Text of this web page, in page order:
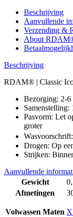
Beschrijving
Aanvullende
Verzending &
About
Beschrijving
RDAM® | Classic
Bezorging: 2-6
Samenstelling:
Pasvorm: Let
groter
Drogen: Op
Strijken:
Aanvullende
Gewicht
Afmetingen
Volwassen Maten